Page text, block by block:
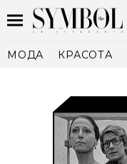
МОДА КРАСОТА